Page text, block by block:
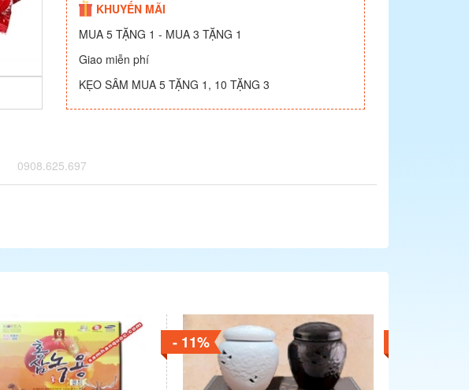
KHUYẾN MÃI
MUA 5 TẶNG 1 - MUA 3 TẶNG 1
Giao miễn phí
KẸO SÂM MUA 5 TẶNG 1, 10 TẶNG 3
0908.625.697
- 11%